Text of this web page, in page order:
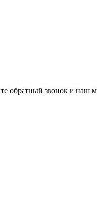
обратный звонок и наш